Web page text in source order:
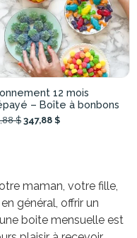
12 mois
– Boîte à bonbons
$347,88 $
maman, votre fille,
général, offrir un
boite mensuelle est